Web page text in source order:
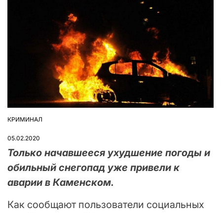
ОПУБЛІКУВАТИ
КРИМИНАЛ
05.02.2020
Только начавшееся ухудшение погоды и
обильный снегопад уже привели к
аварии в Каменском.
Как сообщают пользователи социальных